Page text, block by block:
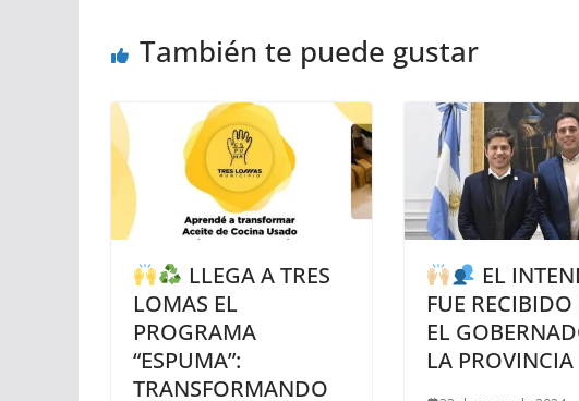
También te puede gustar
LLEGA A TRES
LOMAS EL
PROGRAMA
“ESPUMA”:
TRANSFORMANDO
EL
FUE RECIBIDO
EL
LA PROVINCIA